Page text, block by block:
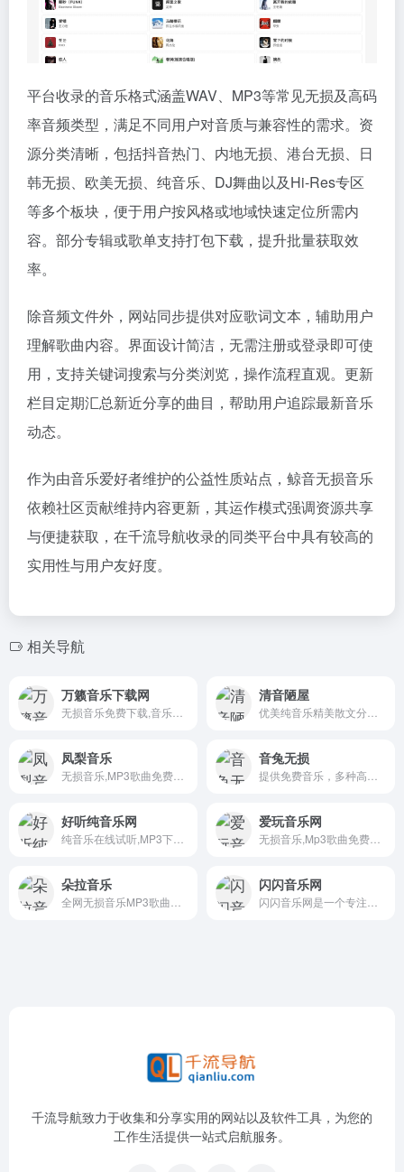
平台收录的音乐格式涵盖WAV、MP3等常见无损及高码
率音频类型，满足不同用户对音质与兼容性的需求。资
源分类清晰，包括抖音热门、内地无损、港台无损、日
韩无损、欧美无损、纯音乐、DJ舞曲以及Hi-Res专区
等多个板块，便于用户按风格或地域快速定位所需内
容。部分专辑或歌单支持打包下载，提升批量获取效
率。
除音频文件外，网站同步提供对应歌词文本，辅助用户
理解歌曲内容。界面设计简洁，无需注册或登录即可使
用，支持关键词搜索与分类浏览，操作流程直观。更新
栏目定期汇总新近分享的曲目，帮助用户追踪最新音乐
动态。
作为由音乐爱好者维护的公益性质站点，鲸音无损音乐
依赖社区贡献维持内容更新，其运作模式强调资源共享
与便捷获取，在千流导航收录的同类平台中具有较高的
实用性与用户友好度。
相关导航
万籁音乐下载网 清音陋屋
凤梨音乐 音兔无损
好听纯音乐网 爱玩音乐网
朵拉音乐 闪闪音乐网
千流导航致力于收集和分享实用的网站以及软件工具，为您的
工作生活提供一站式启航服务。